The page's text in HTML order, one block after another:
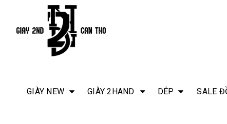
GIÀY NEW GIÀY 2HAND DÉP SALE